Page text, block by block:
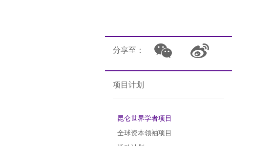
分享至：
项目计划
昆仑世界学者项目
全球资本领袖项目